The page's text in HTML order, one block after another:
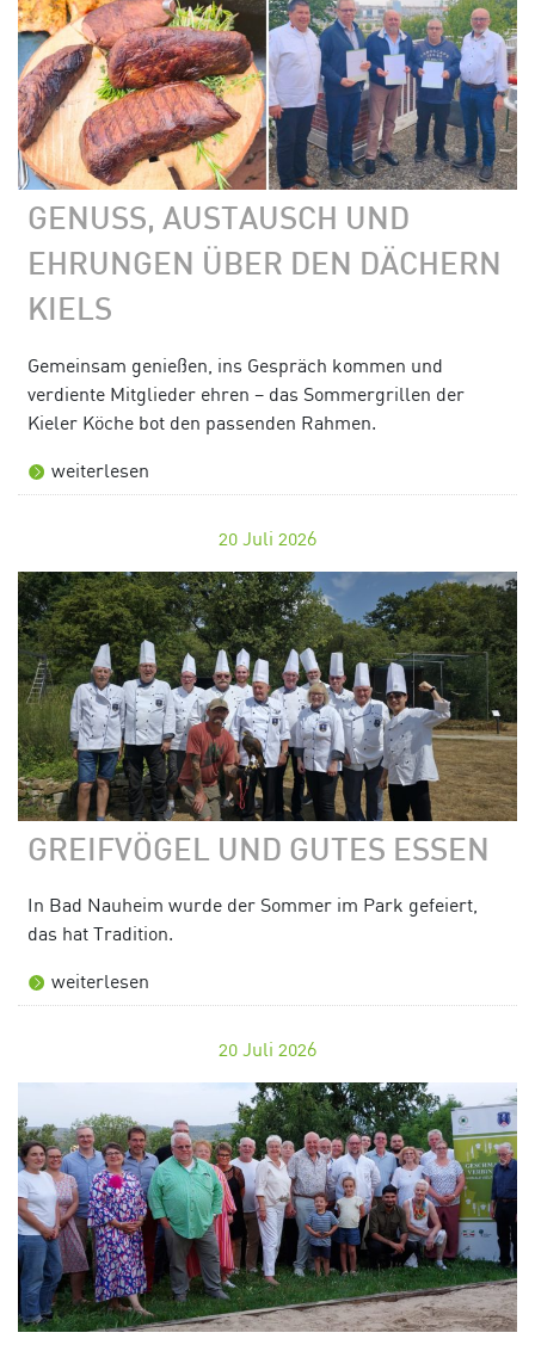
GENUSS, AUSTAUSCH UND
EHRUNGEN ÜBER DEN DÄCHERN
KIELS
Gemeinsam genießen, ins Gespräch kommen und
verdiente Mitglieder ehren – das Sommergrillen der
Kieler Köche bot den passenden Rahmen.
weiterlesen
20 Juli 2026
GREIFVÖGEL UND GUTES ESSEN
In Bad Nauheim wurde der Sommer im Park gefeiert,
das hat Tradition.
weiterlesen
20 Juli 2026